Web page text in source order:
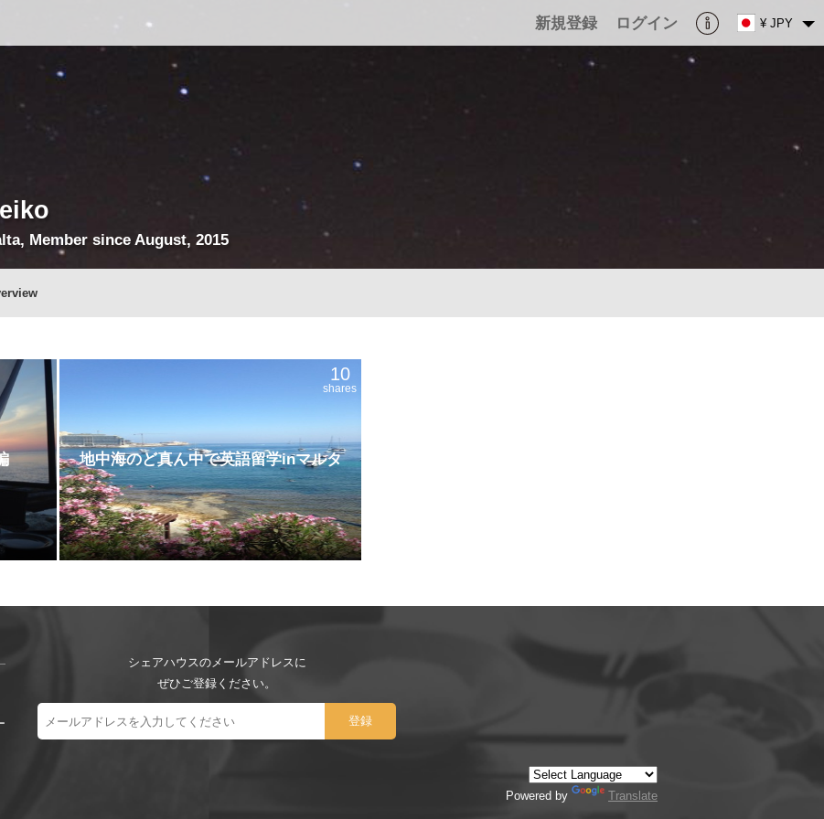
新規登録 ログイン ¥ JPY
Member since August, 2015
地中海のど真ん中で英語留学inマルタ
10
shares
シェアハウスのメールアドレスに
ぜひご登録ください。
Powered by Translate